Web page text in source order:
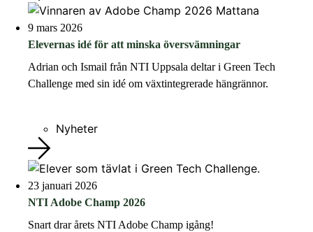
9 mars 2026
Elevernas idé för att minska översvämningar
Adrian och Ismail från NTI Uppsala deltar i Green Tech
Challenge med sin idé om växtintegrerade hängrännor.
Nyheter
23 januari 2026
NTI Adobe Champ 2026
Snart drar årets NTI Adobe Champ igång!